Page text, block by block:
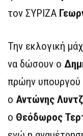
τον ΣΥΡΙΖΑ
Την εκλογική
να δώσουν ο
πρώην υπουργού
ο Αντώνης
ο Θεόδωρος